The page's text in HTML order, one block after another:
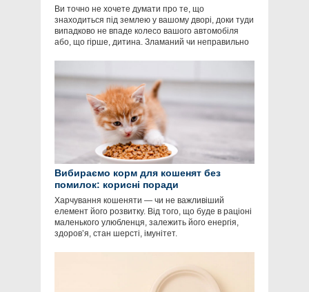
Ви точно не хочете думати про те, що
знаходиться під землею у вашому дворі, доки туди
випадково не впаде колесо вашого автомобіля
або, що гірше, дитина. Зламаний чи неправильно
Вибираємо корм для кошенят без
помилок: корисні поради
Харчування кошеняти — чи не важливіший
елемент його розвитку. Від того, що буде в раціоні
маленького улюбленця, залежить його енергія,
здоров’я, стан шерсті, імунітет.